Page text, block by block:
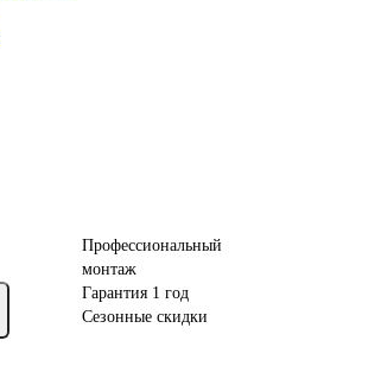
Профессиональный
монтаж
Гарантия 1 год
Сезонные скидки